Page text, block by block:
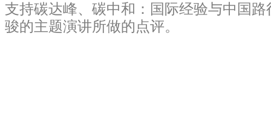
支持碳达峰、碳中和：国际经验与中国路
骏的主题演讲所做的点评。